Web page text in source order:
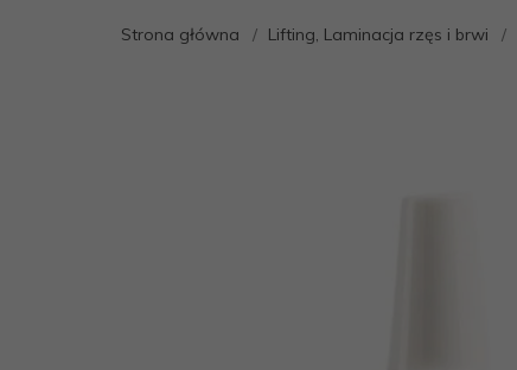
Strona główna Lifting, Laminacja rzęs i brwi